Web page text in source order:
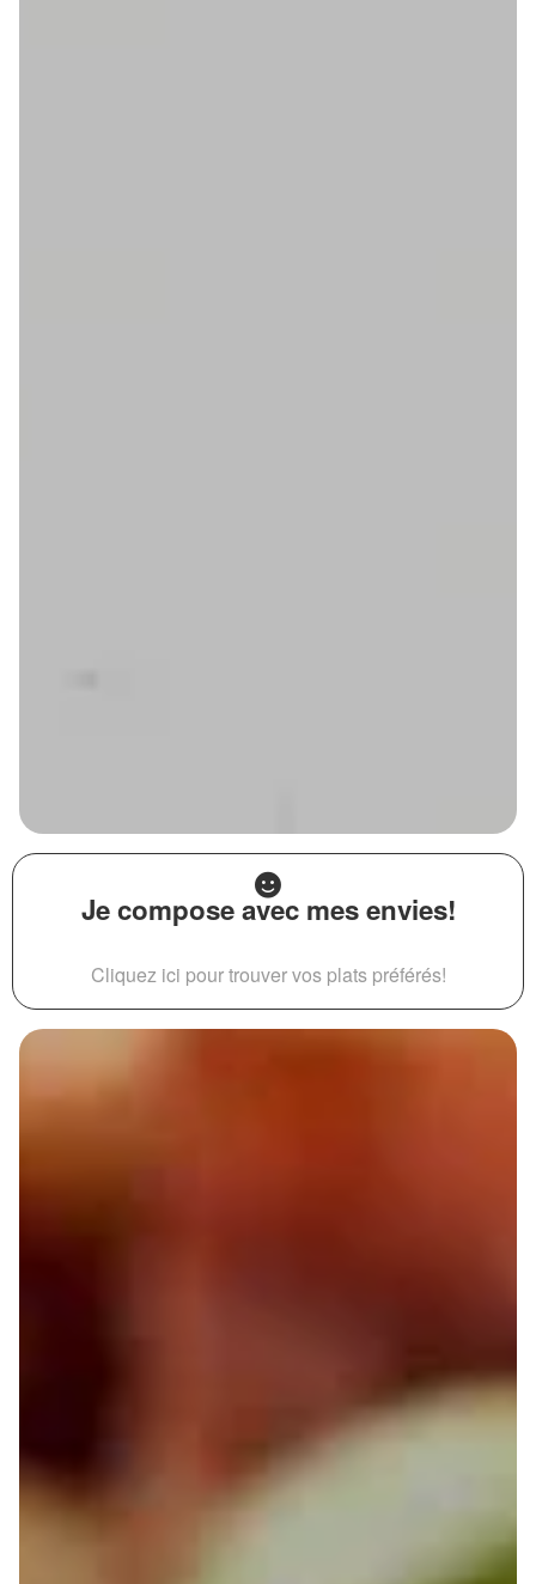
Je compose avec mes envies!
Cliquez ici pour trouver vos plats préférés!